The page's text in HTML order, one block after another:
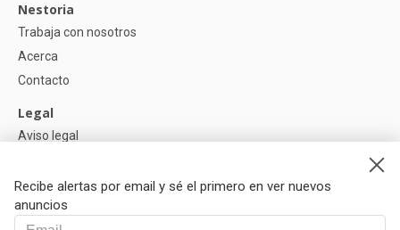
Recibe alertas por email y sé el primero en ver nuevos
anuncios
Nestoria
Trabaja con nosotros
Acerca
Contacto
Legal
Aviso legal
Política de Cookies
Ayuda